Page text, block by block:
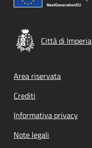
Città di Imperia
Footer menu
Area riservata
Crediti
Informativa privacy
Note legali